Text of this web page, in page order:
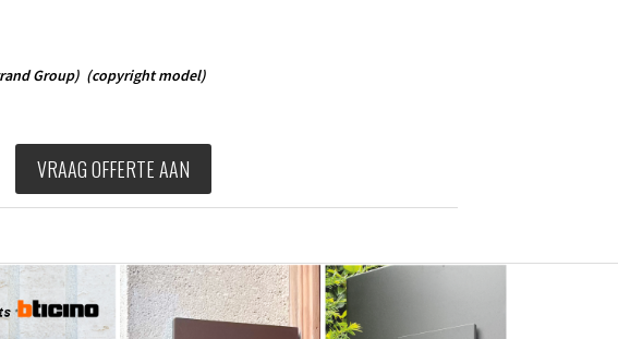
Group) (copyright model)
VRAAG OFFERTE AAN